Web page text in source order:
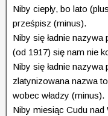
Niby ciepły, bo lato
prześpisz (minus).
Niby się ładnie
(od 1917) się nam nie
Niby się ładnie nazywa
zlatynizowana nazwa
wobec władzy (minus).
Niby miesiąc Cudu nad